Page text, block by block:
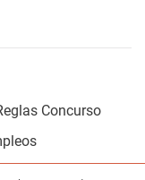
Concurso